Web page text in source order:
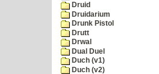
Druid
Druidarium
Drunk Pistol
Drutt
Drwal
Dual Duel
Duch (v1)
Duch (v2)